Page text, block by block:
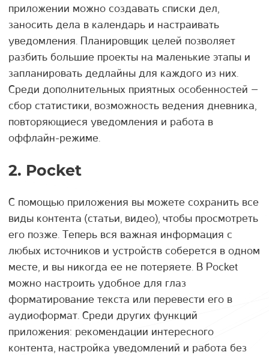
приложении можно создавать списки дел,
заносить дела в календарь и настраивать
уведомления. Планировщик целей позволяет
разбить большие проекты на маленькие этапы и
запланировать дедлайны для каждого из них.
Среди дополнительных приятных особенностей –
сбор статистики, возможность ведения дневника,
повторяющиеся уведомления и работа в
оффлайн-режиме.
2. Pocket
С помощью приложения вы можете сохранить все
виды контента (статьи, видео), чтобы просмотреть
его позже. Теперь вся важная информация с
любых источников и устройств соберется в одном
месте, и вы никогда ее не потеряете. В Pocket
можно настроить удобное для глаз
форматирование текста или перевести его в
аудиоформат. Среди других функций
приложения: рекомендации интересного
контента, настройка уведомлений и работа без